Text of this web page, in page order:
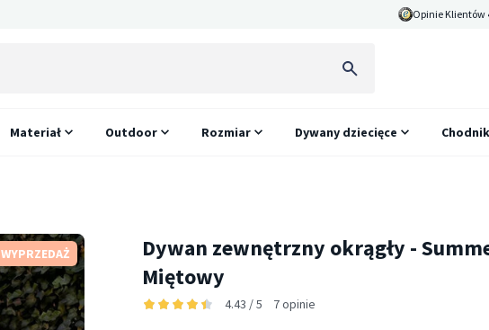
Opinie Klientów
Materiał Outdoor Rozmiar Dywany dziecięce
WYPRZEDAŻ
Dywan zewnętrzny okrągły -
Miętowy
4.43 / 5 7 opinie